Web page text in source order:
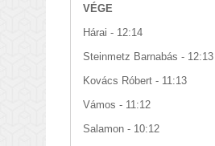
VÉGE
Hárai - 12:14
Steinmetz Barnabás - 12:13
Kovács Róbert - 11:13
Vámos - 11:12
Salamon - 10:12